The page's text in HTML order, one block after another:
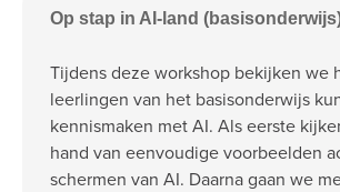
Op stap in AI-land
Tijdens deze workshop bekijken we
leerlingen van het basisonderwijs
kennismaken met AI. Als eerste
hand van eenvoudige voorbeelden
schermen van AI. Daarna gaan we